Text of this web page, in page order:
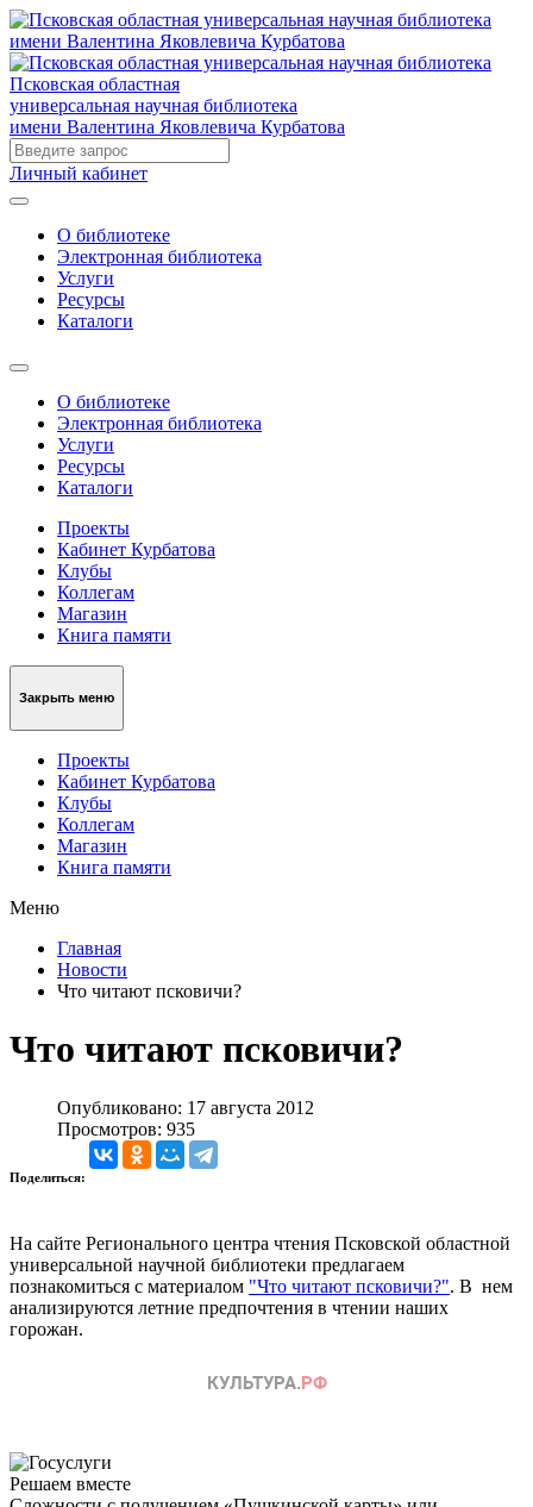
Псковская областная
универсальная научная библиотека
имени Валентина Яковлевича Курбатова
Личный кабинет
О библиотеке
Электронная библиотека
Услуги
Ресурсы
Каталоги
О библиотеке
Электронная библиотека
Услуги
Ресурсы
Каталоги
Проекты
Кабинет Курбатова
Клубы
Коллегам
Магазин
Книга памяти
Закрыть меню
Проекты
Кабинет Курбатова
Клубы
Коллегам
Магазин
Книга памяти
Меню
Главная
Новости
Что читают псковичи?
Что читают псковичи?
Опубликовано: 17 августа 2012
Просмотров: 935
Поделиться:
На сайте Регионального центра чтения Псковской областной
универсальной научной библиотеки предлагаем
познакомиться с материалом "Что читают псковичи?". В нем
анализируются летние предпочтения в чтении наших
горожан.
Решаем вместе